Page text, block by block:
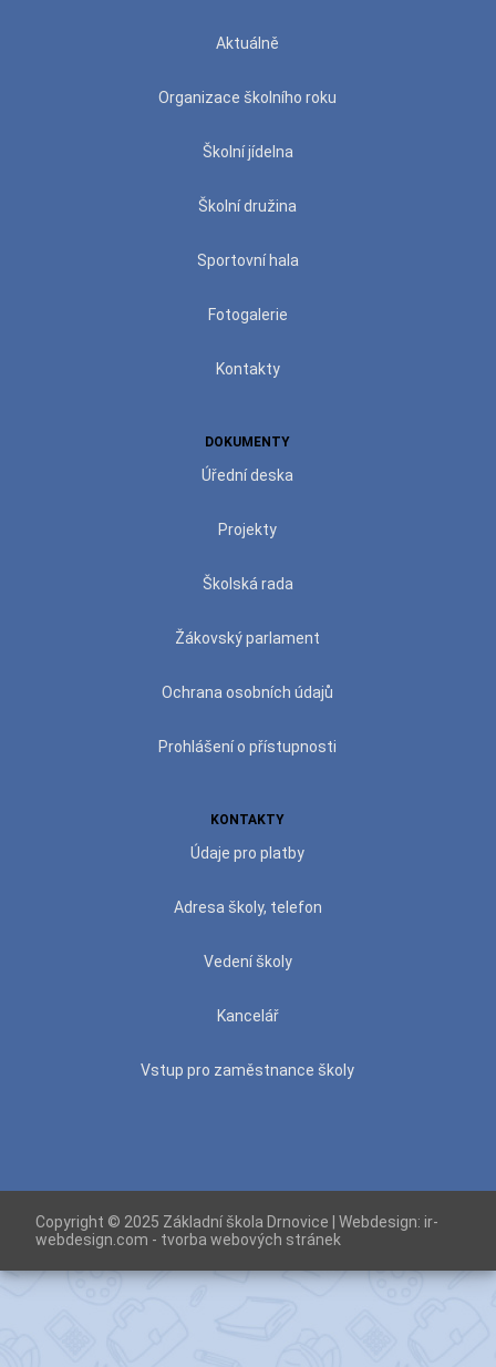
Aktuálně
Organizace školního roku
Školní jídelna
Školní družina
Sportovní hala
Fotogalerie
Kontakty
DOKUMENTY
Úřední deska
Projekty
Školská rada
Žákovský parlament
Ochrana osobních údajů
Prohlášení o přístupnosti
KONTAKTY
Údaje pro platby
Adresa školy, telefon
Vedení školy
Kancelář
Vstup pro zaměstnance školy
Copyright © 2025 Základní škola Drnovice | Webdesign: ir-
webdesign.com - tvorba webových stránek